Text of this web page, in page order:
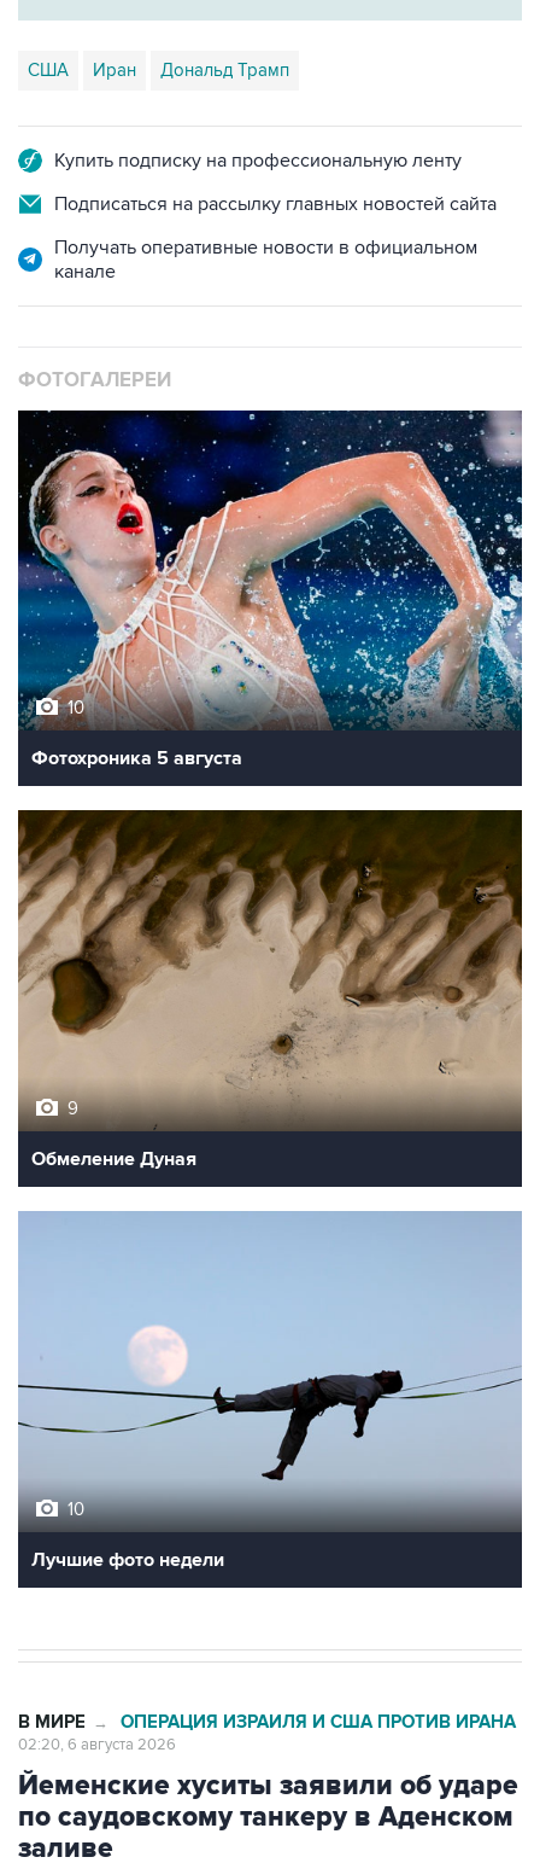
США Иран Дональд Трамп
Купить подписку на профессиональную ленту
Подписаться на рассылку главных новостей сайта
Получать оперативные новости в официальном
канале
ФОТОГАЛЕРЕИ
10
Фотохроника 5 августа
9
Обмеление Дуная
10
Лучшие фото недели
В МИРЕ → ОПЕРАЦИЯ ИЗРАИЛЯ И США ПРОТИВ ИРАНА
02:20, 6 августа 2026
Йеменские хуситы заявили об ударе
по саудовскому танкеру в Аденском
заливе